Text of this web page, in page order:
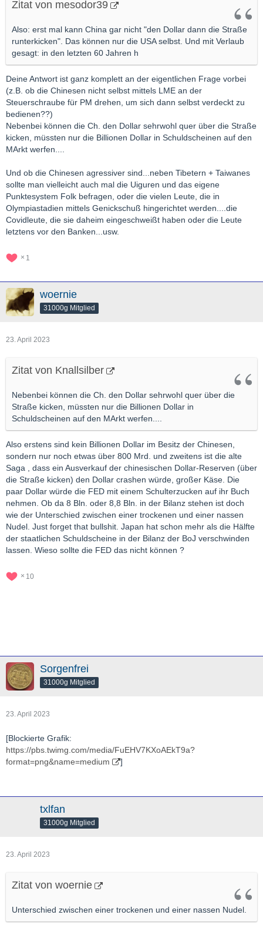
Zitat von mesodor39
Also: erst mal kann China gar nicht "den Dollar dann die Straße
runterkicken". Das können nur die USA selbst. Und mit Verlaub
gesagt: in den letzten 60 Jahren h
Deine Antwort ist ganz komplett an der eigentlichen Frage vorbei
(z.B. ob die Chinesen nicht selbst mittels LME an der
Steuerschraube für PM drehen, um sich dann selbst verdeckt zu
bedienen??)
Nebenbei können die Ch. den Dollar sehrwohl quer über die Straße
kicken, müssten nur die Billionen Dollar in Schuldscheinen auf den
MArkt werfen....
Und ob die Chinesen agressiver sind...neben Tibetern + Taiwanes
sollte man vielleicht auch mal die Uiguren und das eigene
Punktesystem Folk befragen, oder die vielen Leute, die in
Olympiastadien mittels Genickschuß hingerichtet werden....die
Covidleute, die sie daheim eingeschweißt haben oder die Leute
letztens vor den Banken...usw.
1
woernie
31000g Mitglied
23. April 2023
Zitat von Knallsilber
Nebenbei können die Ch. den Dollar sehrwohl quer über die
Straße kicken, müssten nur die Billionen Dollar in
Schuldscheinen auf den MArkt werfen....
Also erstens sind kein Billionen Dollar im Besitz der Chinesen,
sondern nur noch etwas über 800 Mrd. und zweitens ist die alte
Saga , dass ein Ausverkauf der chinesischen Dollar-Reserven (über
die Straße kicken) den Dollar crashen würde, großer Käse. Die
paar Dollar würde die FED mit einem Schulterzucken auf ihr Buch
nehmen. Ob da 8 Bln. oder 8,8 Bln. in der Bilanz stehen ist doch
wie der Unterschied zwischen einer trockenen und einer nassen
Nudel. Just forget that bullshit. Japan hat schon mehr als die Hälfte
der staatlichen Schuldscheine in der Bilanz der BoJ verschwinden
lassen. Wieso sollte die FED das nicht können ?
10
Sorgenfrei
31000g Mitglied
23. April 2023
[Blockierte Grafik:
https://pbs.twimg.com/media/FuEHV7KXoAEkT9a?
format=png&name=medium
]
txlfan
31000g Mitglied
23. April 2023
Zitat von woernie
Unterschied zwischen einer trockenen und einer nassen Nudel.